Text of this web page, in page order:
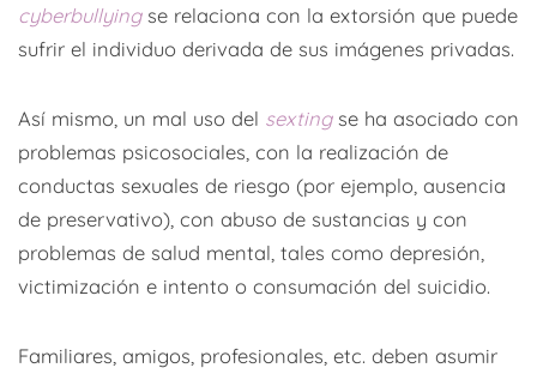
cyberbullyingse relaciona con la extorsión que puede
sufrir el individuo derivada de sus imágenes privadas.
Así mismo, un mal uso del sextingse ha asociado con
problemas psicosociales, con la realización de
conductas sexuales de riesgo (por ejemplo, ausencia
de preservativo), con abuso de sustancias y con
problemas de salud mental, tales como depresión,
victimización e intento o consumación del suicidio.
Familiares, amigos, profesionales, etc. deben asumir